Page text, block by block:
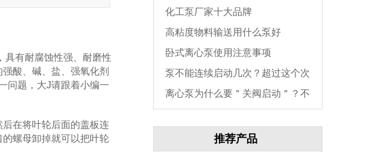
有耐腐蚀性强、耐磨性
酸、碱、盐、强氧化剂
问题，大J请跟着小编一
在将叶轮后面的盖板连
螺母卸掉就可以把叶轮
化工泵厂家十大品牌
高粘度物料输送用什么泵好
卧式离心泵使用注意事项
泵不能连续启动几次？超过这个次
数，电机必坏
离心泵为什么要＂关阀启动＂？不
推荐产品